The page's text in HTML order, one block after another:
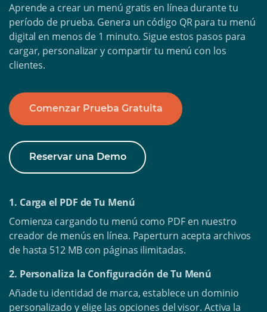
Aprende a crear un menú gratis en línea durante tu
período de prueba. Genera un código QR para tu menú
digital en menos de 1 minuto. Sigue estos pasos para
cargar, personalizar y compartir tu menú con los
clientes.
Comenzar Prueba Gratuita
Reservar una Demo
1. Carga el PDF de Tu Menú
Comienza cargando tu menú como PDF en nuestro
creador de menús en línea. Paperturn acepta archivos
de hasta 512 MB con páginas ilimitadas.
2. Personaliza la Configuración de Tu Menú
Añade tu identidad de marca, establece un dominio
personalizado y elige las opciones del visor. Activa la